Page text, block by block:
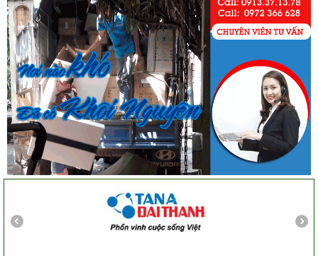
Vĩnh Lộc A - Bình Chánh
Công ty Khôi Nguyên chuyển hàng của cô bao bọc đóng
gói rất cẩn thận. Cô rất hài lòng
Cô Loan
57 Tây Thạnh, Tân Phú
Khảo sát nhanh, giá cả hợp lý. Nhân viên nhiệt tình. Chúc
công ty ngày càng phát triển. Cảm ơn Khôi Nguyên
Tô Hiến Thành - Quận 10